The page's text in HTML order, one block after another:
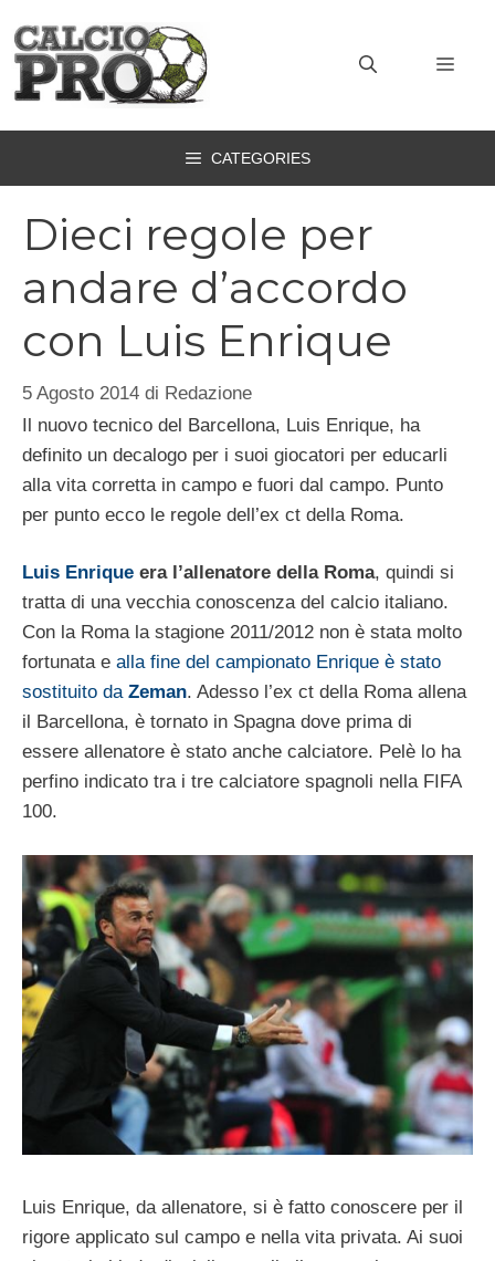
contenuto
CATEGORIES
Dieci regole per
andare d’accordo
con Luis Enrique
5 Agosto 2014 di Redazione
Il nuovo tecnico del Barcellona, Luis Enrique, ha
definito un decalogo per i suoi giocatori per educarli
alla vita corretta in campo e fuori dal campo. Punto
per punto ecco le regole dell’ex ct della Roma.
Luis Enrique era l’allenatore della Roma, quindi si
tratta di una vecchia conoscenza del calcio italiano.
Con la Roma la stagione 2011/2012 non è stata molto
fortunata e alla fine del campionato Enrique è stato
sostituito da Zeman. Adesso l’ex ct della Roma allena
il Barcellona, è tornato in Spagna dove prima di
essere allenatore è stato anche calciatore. Pelè lo ha
perfino indicato tra i tre calciatore spagnoli nella FIFA
100.
Luis Enrique, da allenatore, si è fatto conoscere per il
rigore applicato sul campo e nella vita privata. Ai suoi